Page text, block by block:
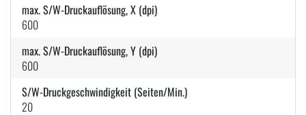
max. S/W-Druckauflösung, X (dpi)
600
max. S/W-Druckauflösung, Y (dpi)
600
S/W-Druckgeschwindigkeit (Seiten/Min.)
20